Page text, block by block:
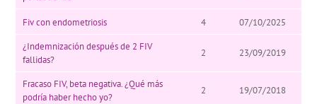
Fiv con endometriosis 4
07/10/2025
¿Indemnización después de 2 FIV
fallidas?
2 23/09/2019
Fracaso FIV, beta negativa. ¿Qué más
podría haber hecho yo?
2 19/07/2018